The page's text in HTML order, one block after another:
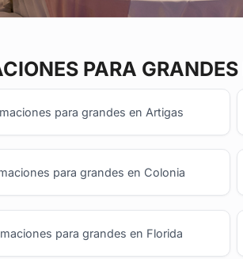
PARA GRANDES
para grandes en Artigas
para grandes en Colonia
para grandes en Florida